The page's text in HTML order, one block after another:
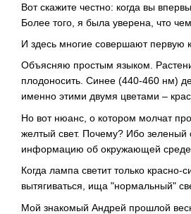
Вот скажите честно: когда вы
Более того, я была уверена, что
И здесь многие совершают первую
Объясняю простым языком.
плодоносить. Синее (440-460 нм)
именно этими двумя цветами –
Но вот нюанс, о котором молчат
желтый свет. Почему? Ибо зеленый
информацию об окружающей среде.
Когда лампа светит только
вытягиваться, ища "нормальный"
Мой знакомый Андрей прошлой